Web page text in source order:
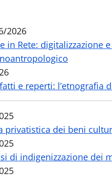
2026
in Rete: digitalizzazione
e reperti: l’etnografia
privatistica dei beni
di indigenizzazione dei